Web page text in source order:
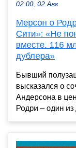
02:00, 02 Авг
Мерсон о
Сити»: «Не
вместе. 116
дублера»
Бывший
высказался о
Андерсона в
Родри – один из